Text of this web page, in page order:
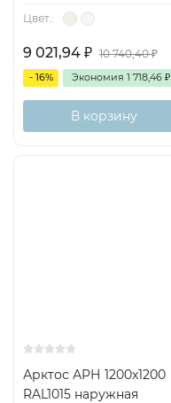
Цвет.:
9 021,94 ₽ 10 740,40₽
- 16% Экономия 1 718,46 ₽
В корзину
Арктос АРН 1200x1200
RAL1015 наружная